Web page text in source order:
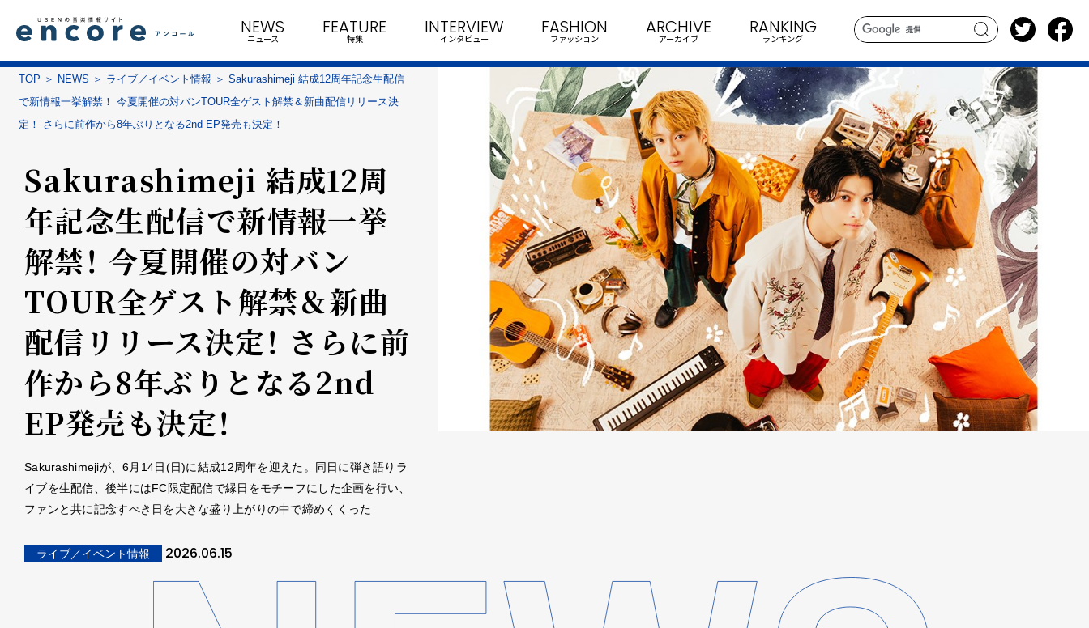
search
NEWS
ニュース
FEATURE
特集
INTERVIEW
インタビュー
FASHION
ファッション
ARCHIVE
アーカイブ
RANKING
ランキング
TOP NEWS ライブ／イベント情報
Sakurashimeji 結成12周年記念生配信
で新情報一挙解禁！ 今夏開催の対バンTOUR全ゲスト解禁＆新曲配信リリース決
定！ さらに前作から8年ぶりとなる2nd EP発売も決定！
Sakurashimeji 結成12周
年記念生配信で新情報一挙
解禁！ 今夏開催の対バン
TOUR全ゲスト解禁＆新曲
配信リリース決定！ さらに前
作から8年ぶりとなる2nd
EP発売も決定！
Sakurashimejiが、6月14日(日)に結成12周年を迎えた。同日に弾き語りラ
イブを生配信、後半にはFC限定配信で縁日をモチーフにした企画を行い、
ファンと共に記念すべき日を大きな盛り上がりの中で締めくくった
ライブ／イベント情報 2026.06.15